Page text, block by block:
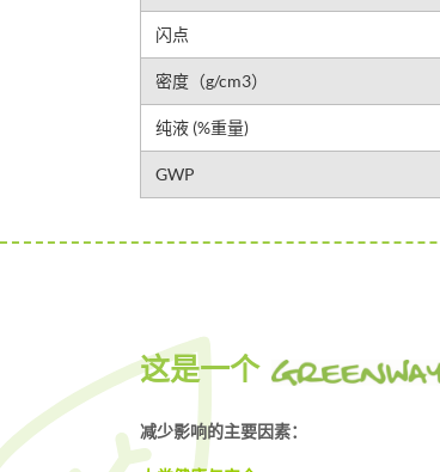
闪点
密度（g/cm3）
纯液 (%重量)
GWP
这是一个
减少影响的主要因素：